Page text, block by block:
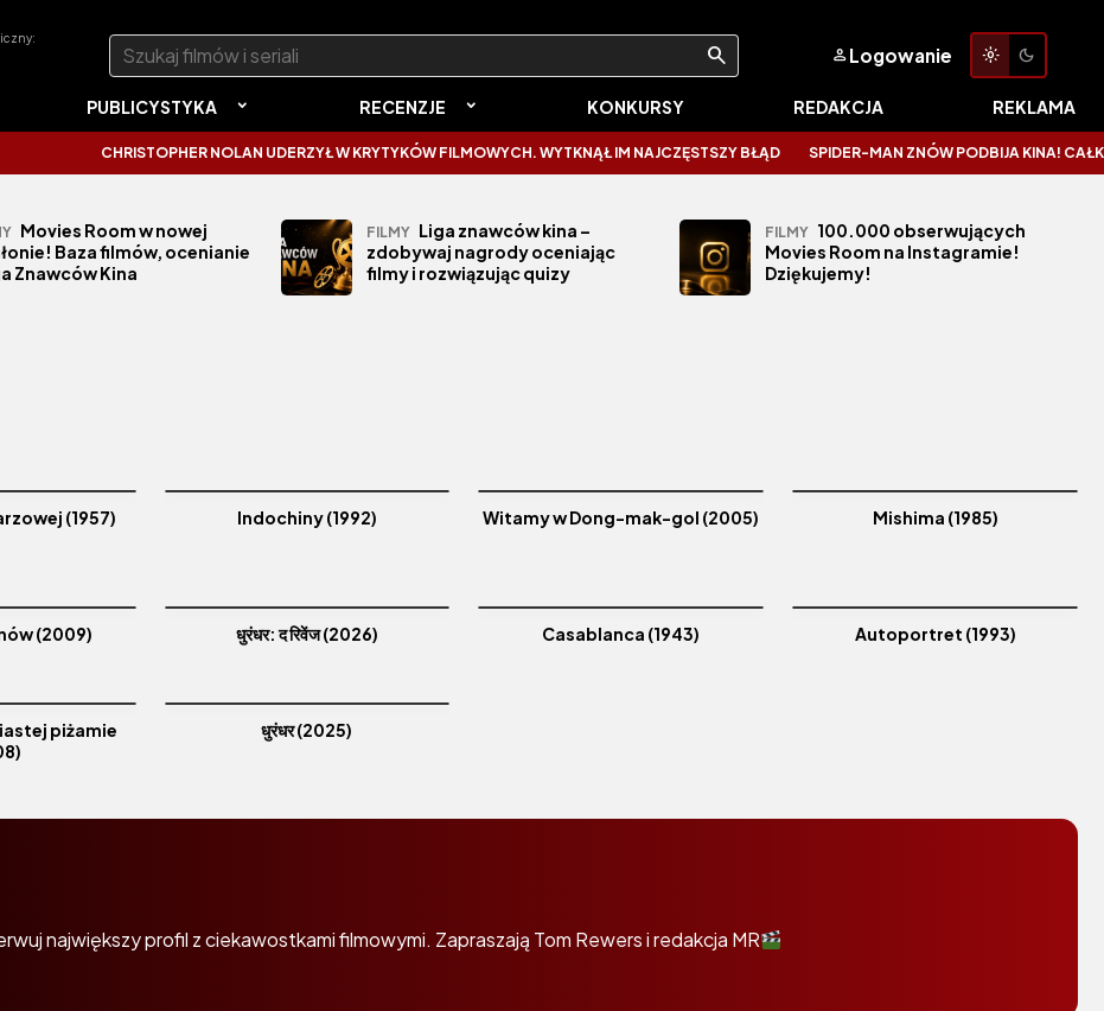
Szukaj:
Logowanie
PUBLICYSTYKA RECENZJE KONKURSY REDAKCJA REKLAMA
CHRISTOPHER NOLAN UDERZYŁ W KRYTYKÓW FILMOWYCH. WYTKNĄŁ IM NAJCZĘSTSZY BŁĄD SPIDER-MAN ZNÓW PODBIJA KINA! CAŁKIEM
Movies Room w nowej
Baza filmów, ocenianie
Znawców Kina
FILMY Liga znawców kina –
zdobywaj nagrody oceniając
filmy i rozwiązując quizy
FILMY 100.000 obserwujących
Movies Room na Instagramie!
Dziękujemy!
(1957) Indochiny (1992) Witamy w Dong-mak-gol (2005) Mishima (1985)
(2009) धुरंधर: द रिवेंज (2026) Casablanca (1943) Autoportret (1993)
piżamie
धुरंधर (2025)
największy profil z ciekawostkami filmowymi. Zapraszają Tom Rewers i redakcja MR